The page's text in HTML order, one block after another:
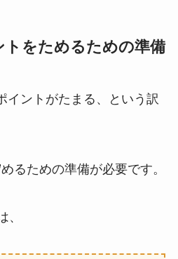
をためるための準備
イントがたまる、という訳
るための準備が必要です。
、